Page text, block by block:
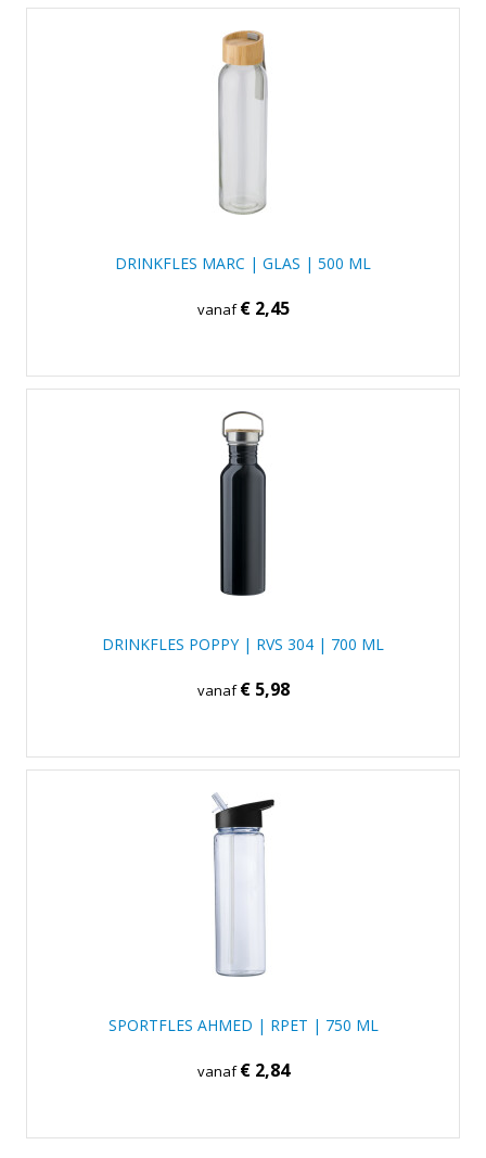
DRINKFLES MARC | GLAS | 500 ML
vanaf€ 2,45
DRINKFLES POPPY | RVS 304 | 700 ML
vanaf€ 5,98
SPORTFLES AHMED | RPET | 750 ML
vanaf€ 2,84